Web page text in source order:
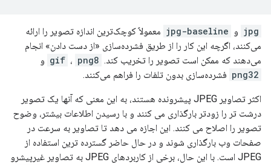
jpg و jpg-baseline معمولاً کوچک‌ترین اندازه تصویر را ارائه
می‌کنند، اگرچه این کار را از طریق فشرده‌سازی «از دست دادن» انجام
می‌دهند که ممکن است تصویر را تخریب کند.
gif ، png8
و
png32 فشرده‌سازی بدون تلفات را فراهم می‌کنند.
اکثر تصاویر JPEG پیشرونده هستند، به این معنی که آنها یک تصویر
درشت تر را زودتر بارگذاری می کنند و با رسیدن اطلاعات بیشتر، وضوح
تصویر را اصلاح می کنند. این اجازه می دهد تا تصاویر به سرعت در
صفحات وب بارگذاری شوند و در حال حاضر گسترده ترین استفاده از
JPEG است. با این حال، برخی از کاربردهای JPEG به تصاویر غیرپیشرو